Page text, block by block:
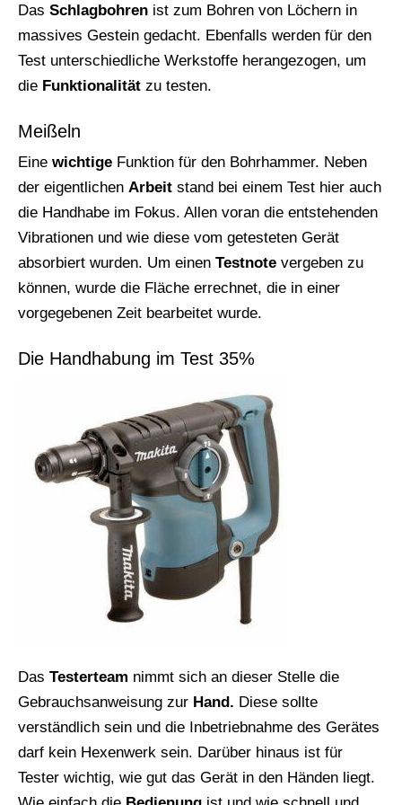
Das Schlagbohren ist zum Bohren von Löchern in
massives Gestein gedacht. Ebenfalls werden für den
Test unterschiedliche Werkstoffe herangezogen, um
die Funktionalität zu testen.
Meißeln
Eine wichtige Funktion für den Bohrhammer. Neben
der eigentlichen Arbeit stand bei einem Test hier auch
die Handhabe im Fokus. Allen voran die entstehenden
Vibrationen und wie diese vom getesteten Gerät
absorbiert wurden. Um einen Testnote vergeben zu
können, wurde die Fläche errechnet, die in einer
vorgegebenen Zeit bearbeitet wurde.
Die Handhabung im Test 35%
Das Testerteam nimmt sich an dieser Stelle die
Gebrauchsanweisung zur Hand. Diese sollte
verständlich sein und die Inbetriebnahme des Gerätes
darf kein Hexenwerk sein. Darüber hinaus ist für
Tester wichtig, wie gut das Gerät in den Händen liegt.